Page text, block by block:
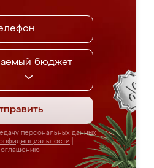
бюджет
персональных данных